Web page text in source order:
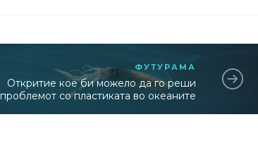
ФУТУРАМА
Откритие кое би можело да го реши
проблемот со пластиката во океаните